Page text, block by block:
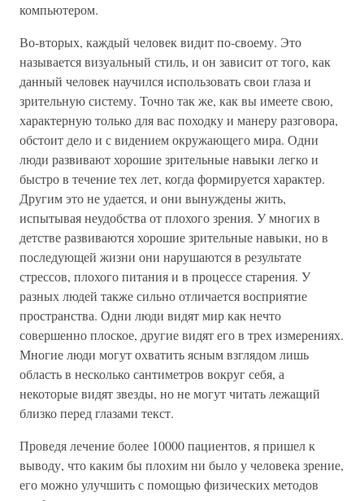
компьютером.
Во-вторых, каждый человек видит по-своему. Это
называется визуальный стиль, и он зависит от того, как
данный человек научился использовать свои глаза и
зрительную систему. Точно так же, как вы имеете свою,
характерную только для вас походку и манеру разговора,
обстоит дело и с видением окружающего мира. Одни
люди развивают хорошие зрительные навыки легко и
быстро в течение тех лет, когда формируется характер.
Другим это не удается, и они вынуждены жить,
испытывая неудобства от плохого зрения. У многих в
детстве развиваются хорошие зрительные навыки, но в
последующей жизни они нарушаются в результате
стрессов, плохого питания и в процессе старения. У
разных людей также сильно отличается восприятие
пространства. Одни люди видят мир как нечто
совершенно плоское, другие видят его в трех измерениях.
Многие люди могут охватить ясным взглядом лишь
область в несколько сантиметров вокруг себя, а
некоторые видят звезды, но не могут читать лежащий
близко перед глазами текст.
Проведя лечение более 10000 пациентов, я пришел к
выводу, что каким бы плохим ни было у человека зрение,
его можно улучшить с помощью физических методов